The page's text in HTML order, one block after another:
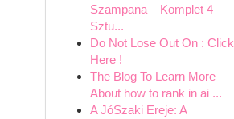
Szampana – Komplet 4
Sztu...
Do Not Lose Out On : Click
Here !
The Blog To Learn More
About how to rank in ai ...
A JóSzaki Ereje: A